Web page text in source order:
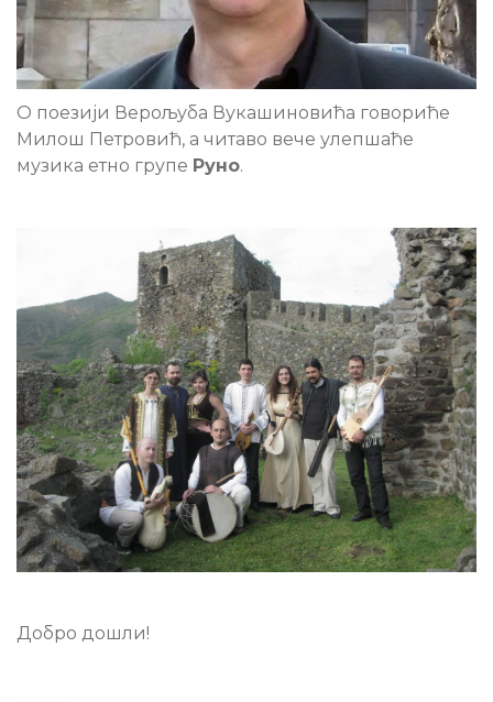
О поезији Верољуба Вукашиновића говориће
Милош Петровић, а читаво вече улепшаће
музика етно групе Руно.
Добро дошли!